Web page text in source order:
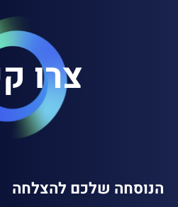
צרו
הנוסחה שלכם להצלחה